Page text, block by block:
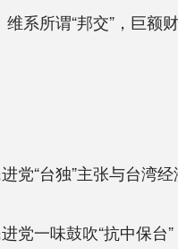
所谓“邦交”，巨额
“台独”主张与台湾经
一味鼓吹“抗中保台